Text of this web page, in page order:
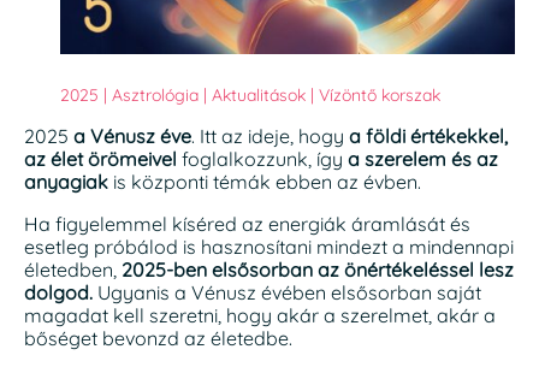
2025 | Asztrológia | Aktualitások | Vízöntő korszak
2025 a Vénusz éve. Itt az ideje, hogy a földi értékekkel,
az élet örömeivel foglalkozzunk, így a szerelem és az
anyagiak is központi témák ebben az évben.
Ha figyelemmel kíséred az energiák áramlását és
esetleg próbálod is hasznosítani mindezt a mindennapi
életedben, 2025-ben elsősorban az önértékeléssel lesz
dolgod. Ugyanis a Vénusz évében elsősorban saját
magadat kell szeretni, hogy akár a szerelmet, akár a
bőséget bevonzd az életedbe.